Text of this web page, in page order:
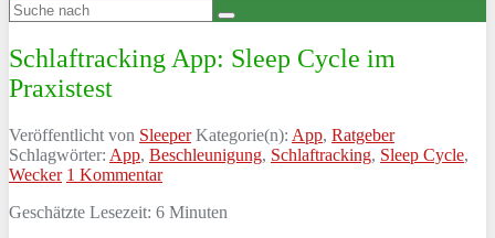
Schlaftracking App: Sleep Cycle im
Praxistest
Veröffentlicht von Sleeper Kategorie(n): App, Ratgeber
Schlagwörter: App, Beschleunigung, Schlaftracking, Sleep Cycle,
Wecker 1 Kommentar
Geschätzte Lesezeit: 6 Minuten